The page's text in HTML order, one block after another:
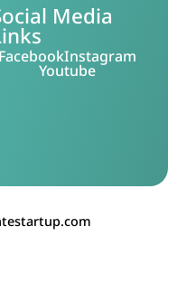
Media
FacebookInstagram
Youtube